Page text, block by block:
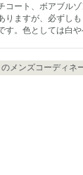
コート、ボアブル
りますが、必ずし
。色としては白
メンズコーディネ